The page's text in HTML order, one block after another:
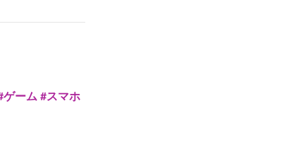
ゲーム #スマホ